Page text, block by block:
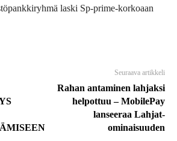
laski Sp-prime-korkoaan
Seuraava artikkeli
Rahan antaminen lahjaksi
helpottuu – MobilePay
lanseeraa Lahjat-
ominaisuuden